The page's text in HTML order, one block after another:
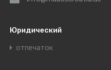
Юридический
отпечаток